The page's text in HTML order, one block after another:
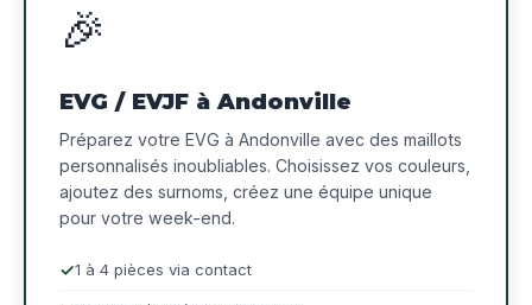
🎉
EVG / EVJF à Andonville
Préparez votre EVG à Andonville avec des maillots
personnalisés inoubliables. Choisissez vos couleurs,
ajoutez des surnoms, créez une équipe unique
pour votre week-end.
1 à 4 pièces via contact